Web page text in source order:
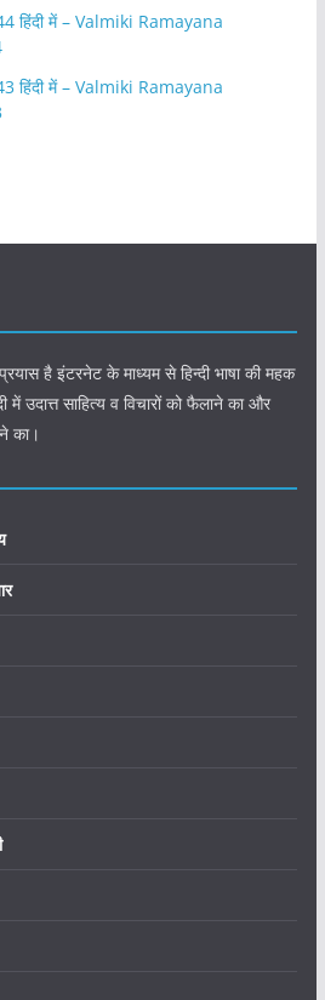
44 हिंदी में – Valmiki Ramayana
43 हिंदी में – Valmiki Ramayana
है इंटरनेट के माध्यम से हिन्दी भाषा की महक
उदात्त साहित्य व विचारों को फैलाने का और
का।